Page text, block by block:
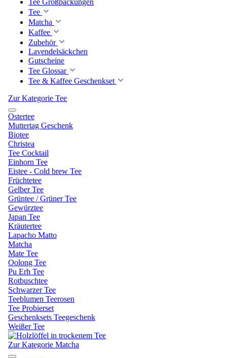
Tee Großpackungen
Tee
Matcha
Kaffee
Zubehör
Lavendelsäckchen
Gutscheine
Tee Glossar
Tee & Kaffee Geschenkset
Zur Kategorie Tee
Ostertee
Muttertag Geschenk
Biotee
Christea
Tee Cocktail
Einhorn Tee
Eistee - Cold brew Tee
Früchtetee
Gelber Tee
Grüntee / Grüner Tee
Gewürztee
Japan Tee
Kräutertee
Lapacho Matto
Matcha
Mate Tee
Oolong Tee
Pu Erh Tee
Rotbuschtee
Schwarzer Tee
Teeblumen Teerosen
Tee Probierset
Geschenksets Teegeschenk
Weißer Tee
Zur Kategorie Matcha